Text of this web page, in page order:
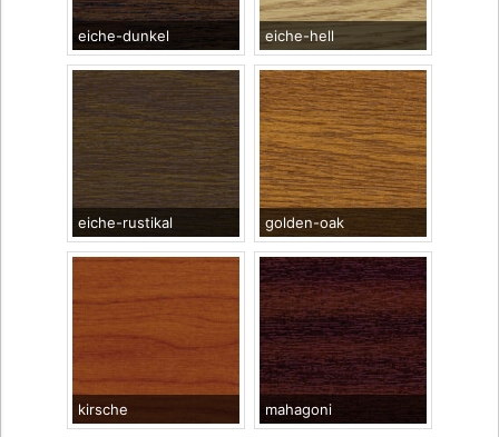
eiche-dunkel eiche-hell
eiche-rustikal golden-oak
kirsche mahagoni